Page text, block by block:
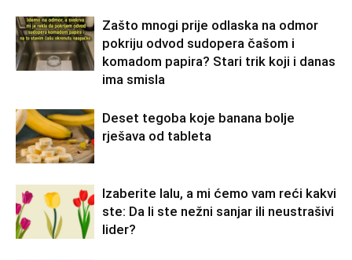
Zašto mnogi prije odlaska na odmor
pokriju odvod sudopera čašom i
komadom papira? Stari trik koji i danas
ima smisla
Deset tegoba koje banana bolje
rješava od tableta
Izaberite lalu, a mi ćemo vam reći kakvi
ste: Da li ste nežni sanjar ili neustrašivi
lider?